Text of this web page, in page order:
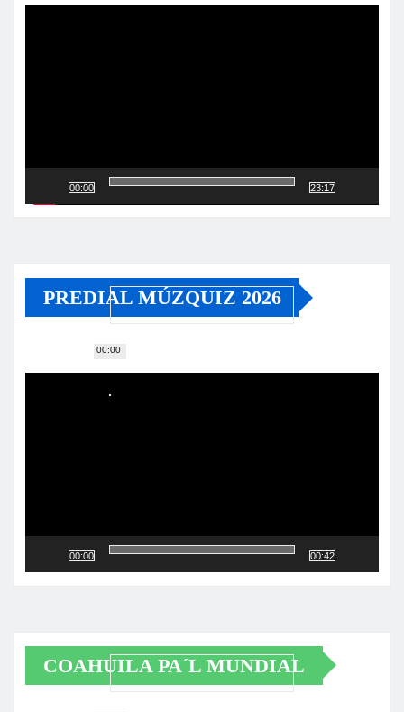
00:00
00:00
23:17
PREDIAL MÚZQUIZ 2026
Reproductor
00:00 00:42
COAHUILA PA´L MUNDIAL